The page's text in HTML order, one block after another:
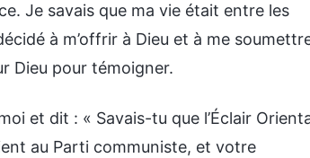
Je savais que ma vie était entre les
à m’offrir à Dieu et à me
Dieu pour témoigner.
et dit : « Savais-tu que l’Éclair
au Parti communiste, et votre